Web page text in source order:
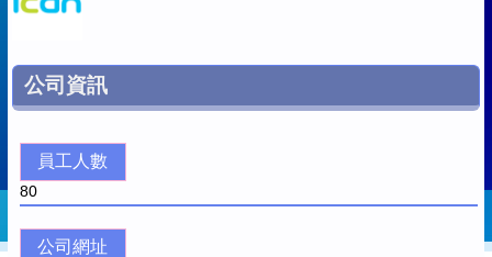
公司資訊
員工人數
80
公司網址